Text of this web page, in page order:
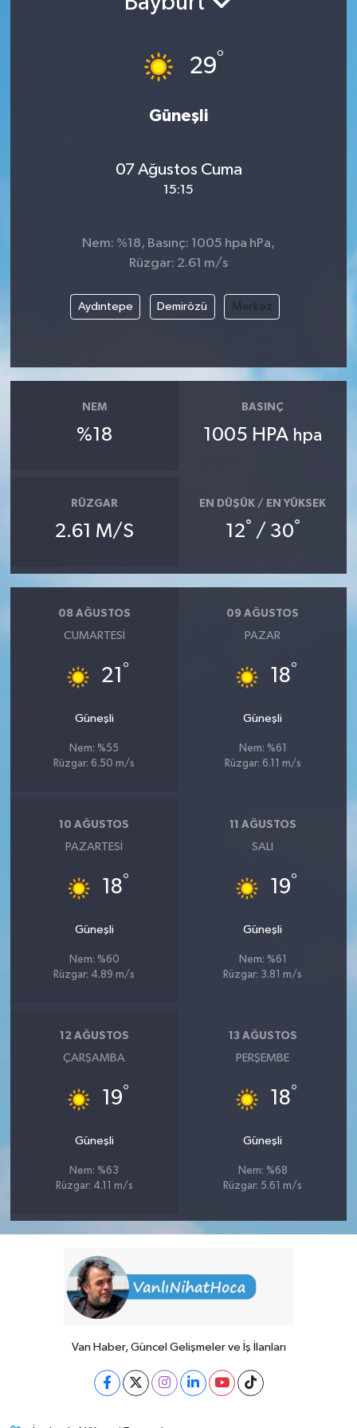
29°
Güneşli
07 Ağustos Cuma
15:15
Nem: %18, Basınç: 1005 hpa hPa,
Rüzgar: 2.61 m/s
Aydıntepe Demirözü Merkez
NEM
%18
BASINÇ
1005 HPA hpa
RÜZGAR
2.61 M/S
EN DÜŞÜK / EN YÜKSEK
12° / 30°
08 AĞUSTOS
CUMARTESI
21 °
Güneşli
Nem: %55
Rüzgar: 6.50 m/s
09 AĞUSTOS
PAZAR
18°
Güneşli
Nem: %61
Rüzgar: 6.11 m/s
10 AĞUSTOS
PAZARTESI
18°
Güneşli
Nem: %60
Rüzgar: 4.89 m/s
11 AĞUSTOS
SALI
19°
Güneşli
Nem: %61
Rüzgar: 3.81 m/s
12 AĞUSTOS
ÇARŞAMBA
19°
Güneşli
Nem: %63
Rüzgar: 4.11 m/s
13 AĞUSTOS
PERŞEMBE
18°
Güneşli
Nem: %68
Rüzgar: 5.61 m/s
Van Haber, Güncel Gelişmeler ve İş İlanları